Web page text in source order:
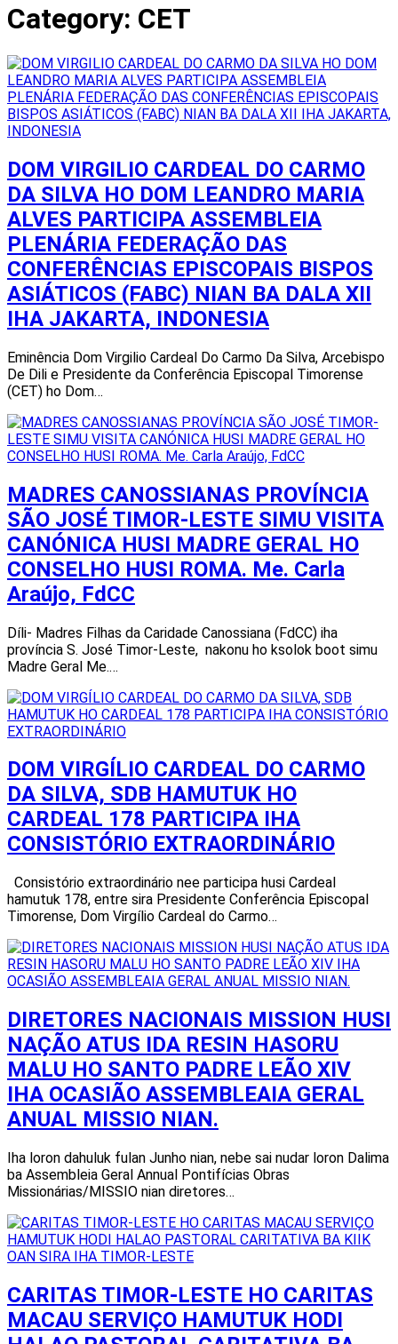
Category: CET
DOM VIRGILIO CARDEAL DO CARMO
DA SILVA HO DOM LEANDRO MARIA
ALVES PARTICIPA ASSEMBLEIA
PLENÁRIA FEDERAÇÃO DAS
CONFERÊNCIAS EPISCOPAIS BISPOS
ASIÁTICOS (FABC) NIAN BA DALA XII
IHA JAKARTA, INDONESIA
Eminência Dom Virgilio Cardeal Do Carmo Da Silva, Arcebispo
De Dili e Presidente da Conferência Episcopal Timorense
(CET) ho Dom…
MADRES CANOSSIANAS PROVÍNCIA
SÃO JOSÉ TIMOR-LESTE SIMU VISITA
CANÓNICA HUSI MADRE GERAL HO
CONSELHO HUSI ROMA. Me. Carla
Araújo, FdCC
Díli- Madres Filhas da Caridade Canossiana (FdCC) iha
província S. José Timor-Leste, nakonu ho ksolok boot simu
Madre Geral Me.…
DOM VIRGÍLIO CARDEAL DO CARMO
DA SILVA, SDB HAMUTUK HO
CARDEAL 178 PARTICIPA IHA
CONSISTÓRIO EXTRAORDINÁRIO
Consistório extraordinário nee participa husi Cardeal
hamutuk 178, entre sira Presidente Conferência Episcopal
Timorense, Dom Virgílio Cardeal do Carmo…
DIRETORES NACIONAIS MISSION HUSI
NAÇÃO ATUS IDA RESIN HASORU
MALU HO SANTO PADRE LEÃO XIV
IHA OCASIÃO ASSEMBLEAIA GERAL
ANUAL MISSIO NIAN.
Iha loron dahuluk fulan Junho nian, nebe sai nudar loron Dalima
ba Assembleia Geral Annual Pontifícias Obras
Missionárias/MISSIO nian diretores…
CARITAS TIMOR-LESTE HO CARITAS
MACAU SERVIÇO HAMUTUK HODI